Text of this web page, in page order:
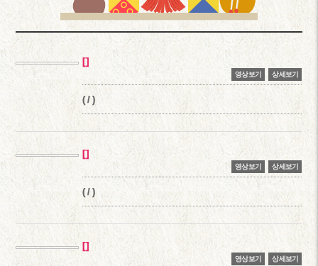
상세보기
영상보기
( / )
상세보기
영상보기
( / )
상세보기
영상보기